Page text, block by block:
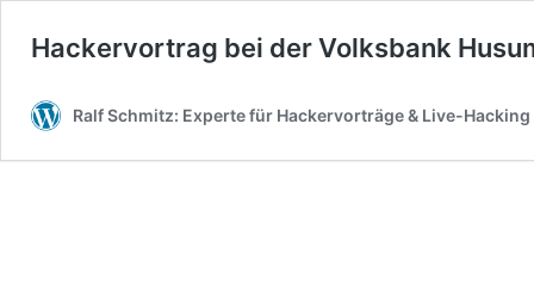
Hackervortrag bei der Volksbank
Ralf Schmitz: Experte für Hackervorträge & Live-